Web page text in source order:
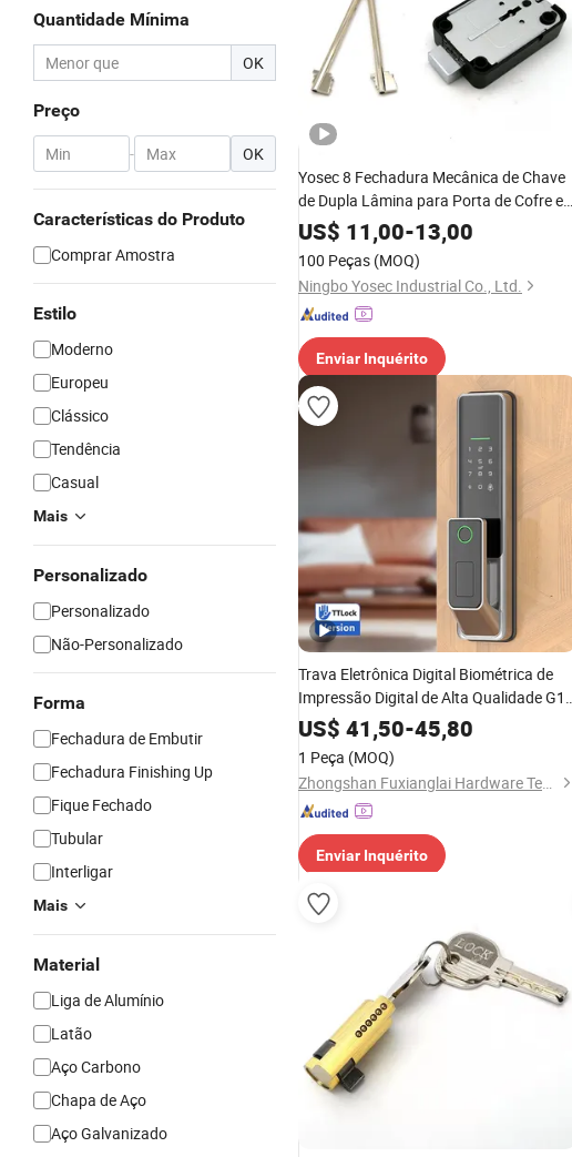
Quantidade Mínima
OK
Preço
- OK
Características do Produto
Comprar Amostra
Estilo
Moderno
Europeu
Clássico
Tendência
Casual
Mais
Personalizado
Personalizado
Não-Personalizado
Forma
Fechadura de Embutir
Fechadura Finishing Up
Fique Fechado
Tubular
Interligar
Mais
Material
Liga de Alumínio
Latão
Aço Carbono
Chapa de Aço
Aço Galvanizado
Yosec 8 Fechadura Mecânica de Chave
de Dupla Lâmina para Porta de Cofre e
Cofrinho de Segurança
US$ 11,00-13,00
100 Peças (MOQ)
Ningbo Yosec Industrial Co., Ltd.
Enviar Inquérito
Trava Eletrônica Digital Biométrica de
Impressão Digital de Alta Qualidade G1
para Porta Residencial com Sistema de
Empurrar e Puxar Inteligente
US$ 41,50-45,80
1 Peça (MOQ)
Zhongshan Fuxianglai Hardware Technology Co.,Ltd.
Enviar Inquérito